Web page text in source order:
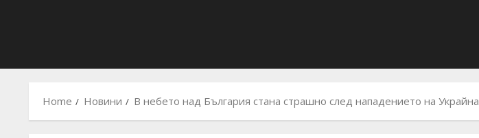
Home Новини В небето над България стана страшно след нападението на Украйна